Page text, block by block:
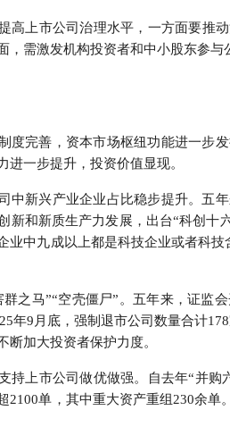
高上市公司治理水平，一方面要推
，需激发机构投资者和中小股东参与
度完善，资本市场枢纽功能进一步
进一步提升，投资价值显现。
中新兴产业企业占比稳步提升。五
新和新质生产力发展，出台“科创十
业中九成以上都是科技企业或者科
之马”“空壳僵尸”。五年来，证监
年9月底，强制退市公司数量合计
断加大投资者保护力度。
持上市公司做优做强。自去年“并
2100单，其中重大资产重组230余